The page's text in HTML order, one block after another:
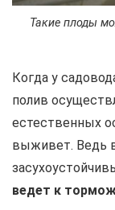
Такие плоды
Когда у
полив
естественных
выживет. Ведь
ведет к